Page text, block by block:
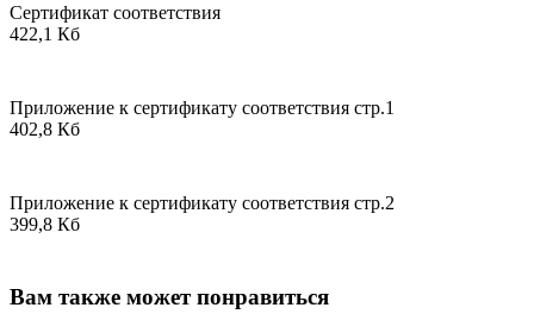
Сертификат соответствия
422,1 Кб
Приложение к сертификату соответствия стр.1
402,8 Кб
Приложение к сертификату соответствия стр.2
399,8 Кб
Вам также может понравиться